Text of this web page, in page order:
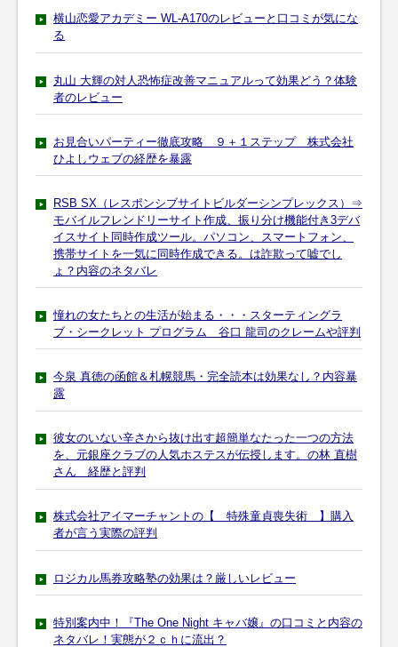
横山恋愛アカデミー WL-A170のレビューと口コミが気にな
る
丸山 大輝の対人恐怖症改善マニュアルって効果どう？体験
者のレビュー
お見合いパーティー徹底攻略 ９＋１ステップ 株式会社
ひよしウェブの経歴を暴露
RSB SX（レスポンシブサイトビルダーシンプレックス）⇒
モバイルフレンドリーサイト作成、振り分け機能付き3デバ
イスサイト同時作成ツール。パソコン、スマートフォン、
携帯サイトを一気に同時作成できる。は詐欺って嘘でし
ょ？内容のネタバレ
憧れの女たちとの生活が始まる・・・スターティングラ
ブ・シークレット プログラム 谷口 龍司のクレームや評判
今泉 真徳の函館＆札幌競馬・完全読本は効果なし？内容暴
露
彼女のいない辛さから抜け出す超簡単なたった一つの方法
を、元銀座クラブの人気ホステスが伝授します。の林 直樹
さん 経歴と評判
株式会社アイマーチャントの【 特殊童貞喪失術 】購入
者が言う実際の評判
ロジカル馬券攻略塾の効果は？厳しいレビュー
特別案内中！『The One Night キャバ嬢』の口コミと内容の
ネタバレ！実態が２ｃｈに流出？